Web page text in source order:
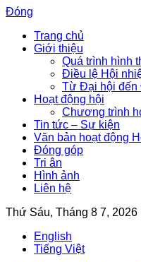
Đóng
Trang chủ
Giới thiệu
Quá trình hình
Điều lệ Hội
Từ Đại hội đến
Hoạt động hội
Chương trình
Tin tức – Sự kiện
Văn bản hoạt động
Đóng góp
Tri ân
Hình ảnh
Liên hệ
Thứ Sáu, Tháng 8 7, 2026
English
Tiếng Việt